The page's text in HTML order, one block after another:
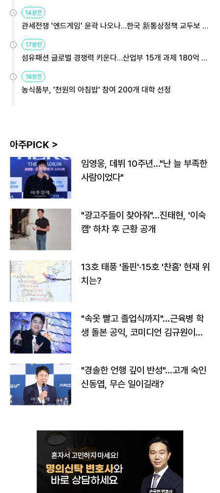
14분전
관세전쟁 '엔드게임' 윤곽 나오나…한국 新통상정책 교두보 활
17분전
섬유패션 글로벌 경쟁력 키운다…산업부 15개 과제 180억 지
18분전
농식품부, '천원의 아침밥' 참여 200개 대학 선정
아주PICK >
임영웅, 데뷔 10주년…"난 늘 부족한
사람이었다"
"광고주들이 찾아줘"…진태현, '이숙
캠' 하차 후 근황 공개
13호 태풍 '돌핀'·15호 '찬홈' 현재 위
치는?
"속옷 빨고 졸업식까지"…근육병 학
생 돌본 공익, 코미디언 김규원이었
"경솔한 언행 깊이 반성"…고개 숙인
신동엽, 무슨 일이길래?